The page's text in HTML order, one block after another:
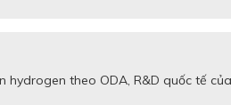
hydrogen theo ODA, R&D quốc tế